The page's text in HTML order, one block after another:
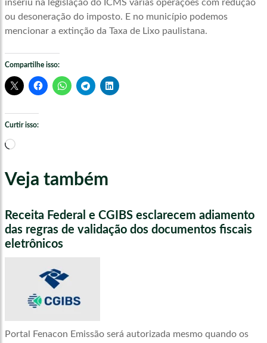
inseriu na legislação do ICMS várias operações com redução
ou desoneração do imposto. E no município podemos
mencionar a extinção da Taxa de Lixo paulistana.
Compartilhe isso:
Curtir isso:
Carregando...
Veja também
Receita Federal e CGIBS esclarecem adiamento
das regras de validação dos documentos fiscais
eletrônicos
Portal Fenacon Emissão será autorizada mesmo quando os